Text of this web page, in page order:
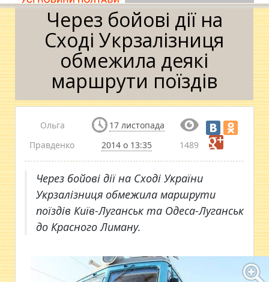
Через бойові дії на
Сході Укрзалізниця
обмежила деякі
маршрути поїздів
Ольга
Правденко
17 листопада
2014 о 13:35
1489
Через бойові дії на Сході України
Укрзалізниця обмежила маршрути
поїздів Київ-Луганськ та Одеса-Луганськ
до Красного Лиману.